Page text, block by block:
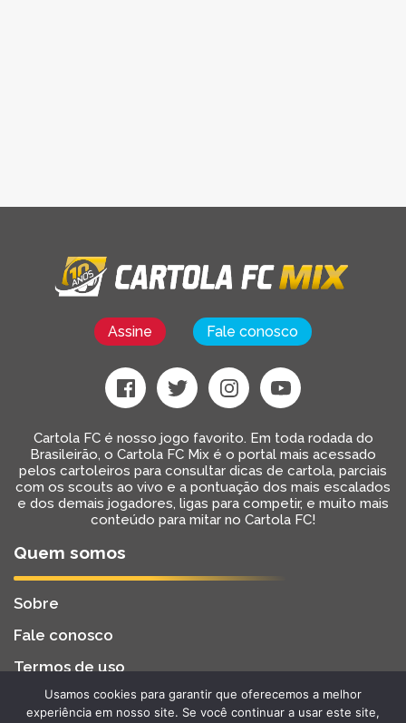
Assine Fale conosco
Cartola FC é nosso jogo favorito. Em toda rodada do
Brasileirão, o Cartola FC Mix é o portal mais acessado
pelos cartoleiros para consultar dicas de cartola, parciais
com os scouts ao vivo e a pontuação dos mais escalados
e dos demais jogadores, ligas para competir, e muito mais
conteúdo para mitar no Cartola FC!
Quem somos
Sobre
Fale conosco
Termos de uso
2022 - Todos os Direitos Reservados
Desenvolvido por BW2 Tecnologia
Usamos cookies para garantir que oferecemos a melhor
experiência em nosso site. Se você continuar a usar este site,